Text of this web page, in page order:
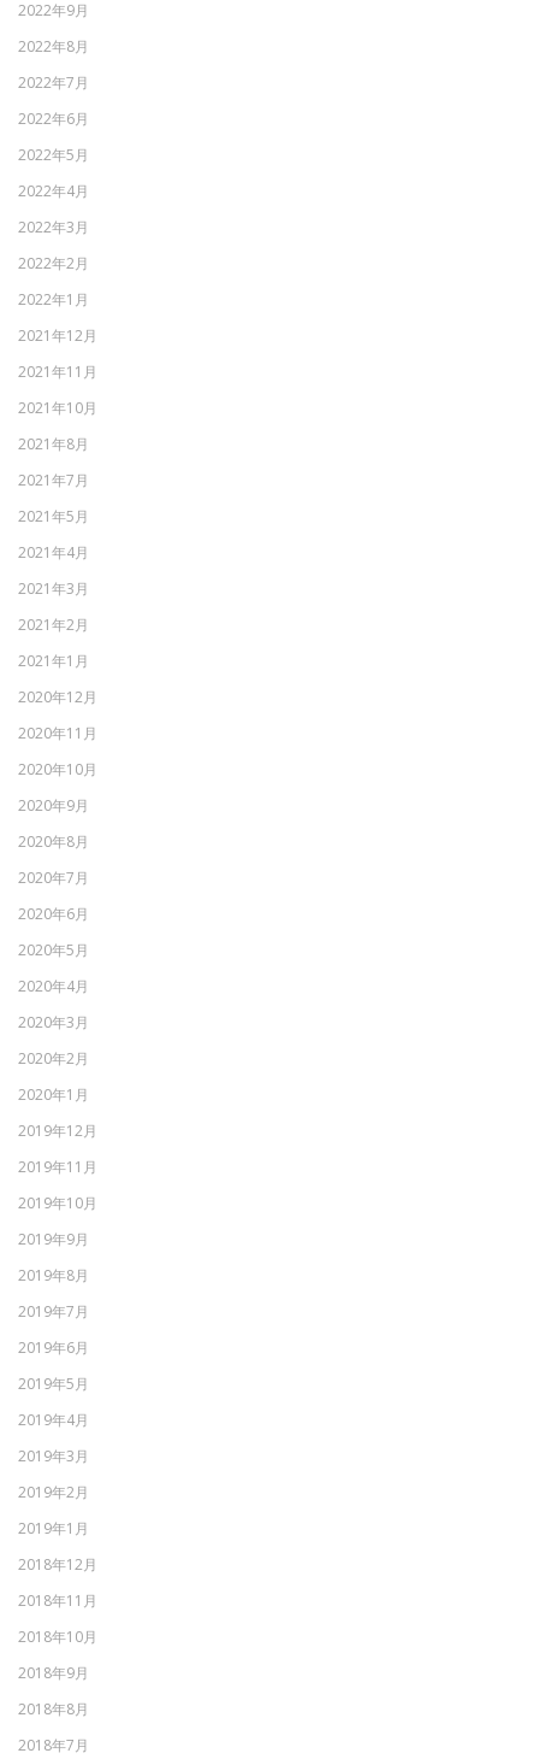
2022年9月
2022年8月
2022年7月
2022年6月
2022年5月
2022年4月
2022年3月
2022年2月
2022年1月
2021年12月
2021年11月
2021年10月
2021年8月
2021年7月
2021年5月
2021年4月
2021年3月
2021年2月
2021年1月
2020年12月
2020年11月
2020年10月
2020年9月
2020年8月
2020年7月
2020年6月
2020年5月
2020年4月
2020年3月
2020年2月
2020年1月
2019年12月
2019年11月
2019年10月
2019年9月
2019年8月
2019年7月
2019年6月
2019年5月
2019年4月
2019年3月
2019年2月
2019年1月
2018年12月
2018年11月
2018年10月
2018年9月
2018年8月
2018年7月